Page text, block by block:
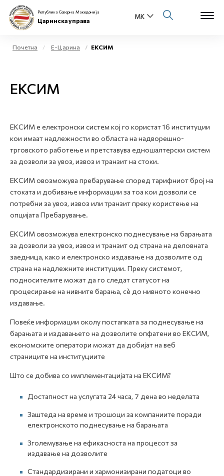
Бизнис заедница
Е-Царина
Република Северна Македонија
Царинска управа
Почетна Е-Царина ЕКСИМ
ЕКСИМ
ЕКСИМ e електронски систем кој го користат 16 институции
кои имаат надлежности во областа на надворешно-
трговското работење и претставува едношалтерски систем
за дозволи за увоз, извоз и транзит на стоки.
ЕКСИМ овозможува пребарување според тарифниот број на
стоката и добивање информации за тоа кои дозволи се
потребни за увоз, извоз или транзит преку користење на
опцијата Пребарување.
ЕКСИМ овозможува електронско поднесување на барањата
за дозволи за увоз, извоз и транзит од страна на деловната
заедница, како и електронско издавање на дозволите од
страна на надлежните институции. Преку системот,
подносителите можат да го следат статусот на
процесирање на нивните барања, сè до нивното конечно
издавање.
Повеќе информации околу постапката за поднесување на
барањата и издавањето на дозволите опфатени во ЕКСИМ,
економските оператори можат да добијат на веб
страниците на институциите
Што се добива со имплементацијата на ЕКСИМ?
Достапност на услугата 24 часа, 7 дена во неделата
Заштеда на време и трошоци за компаниите поради
електронското поднесување на барањата
Зголемување на ефикасноста на процесот за
издавање на дозволите
Стандардизирани и хармонизирани податоци во